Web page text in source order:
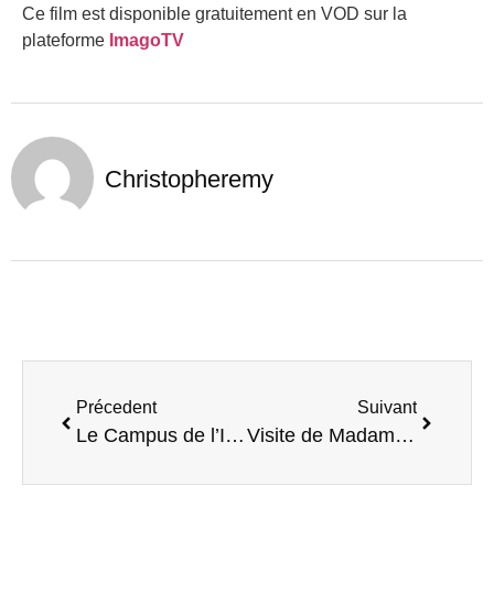
Ce film est disponible gratuitement en VOD sur la
plateforme ImagoTV
Christopheremy
Précedent
Le Campus de l’Inclusion au Quai des possibles !
Suivant
Visite de Madame Jehane Bensedira, sous-prÉfÊte des Yvelines